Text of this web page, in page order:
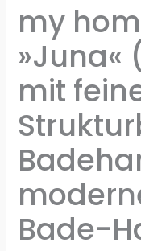
my
»Juna«
mit
Bade-